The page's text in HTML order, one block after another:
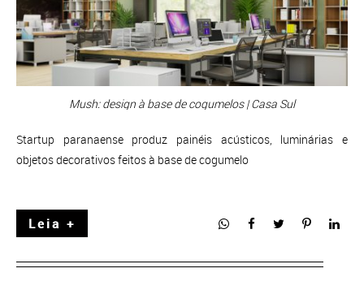
Mush: design à base de cogumelos | Casa Sul
Startup paranaense produz painéis acústicos, luminárias e
objetos decorativos feitos à base de cogumelo
Leia +